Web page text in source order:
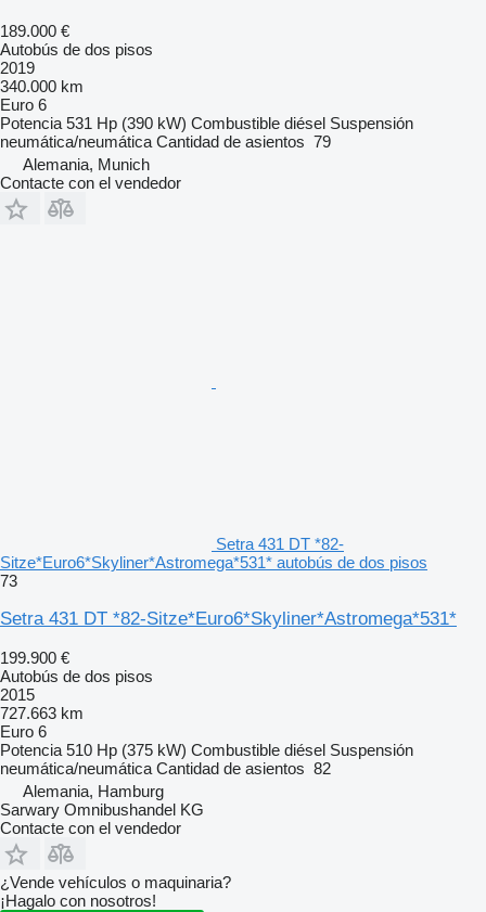
189.000 €
Autobús de dos pisos
2019
340.000 km
Euro 6
Potencia 531 Hp (390 kW) Combustible diésel Suspensión
neumática/neumática Cantidad de asientos 79
Alemania, Munich
Contacte con el vendedor
Setra 431 DT *82-
Sitze*Euro6*Skyliner*Astromega*531* autobús de dos pisos
73
Setra 431 DT *82-Sitze*Euro6*Skyliner*Astromega*531*
199.900 €
Autobús de dos pisos
2015
727.663 km
Euro 6
Potencia 510 Hp (375 kW) Combustible diésel Suspensión
neumática/neumática Cantidad de asientos 82
Alemania, Hamburg
Sarwary Omnibushandel KG
Contacte con el vendedor
¿Vende vehículos o maquinaria?
¡Hagalo con nosotros!